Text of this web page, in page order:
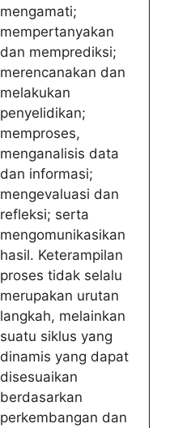
mengamati;
mempertanyakan
dan memprediksi;
merencanakan dan
melakukan
penyelidikan;
memproses,
menganalisis data
dan informasi;
mengevaluasi dan
refleksi; serta
mengomunikasikan
hasil. Keterampilan
proses tidak selalu
merupakan urutan
langkah, melainkan
suatu siklus yang
dinamis yang dapat
disesuaikan
berdasarkan
perkembangan dan